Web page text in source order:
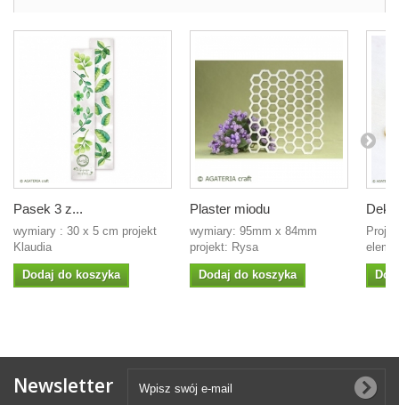
Pasek 3 z...
wymiary : 30 x 5 cm projekt
Klaudia
Dodaj do koszyka
Plaster miodu
wymiary: 95mm x 84mm
projekt: Rysa
Dodaj do koszyka
Newsletter